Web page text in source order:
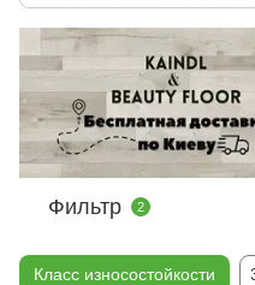
Фильтр 2
Класс износостойкости